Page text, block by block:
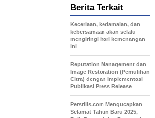
Berita Terkait
Keceriaan, kedamaian, dan
kebersamaan akan selalu
mengiringi hari kemenangan
ini
Reputation Management dan
Image Restoration (Pemulihan
Citra) dengan Implementasi
Publikasi Press Release
Persrilis.com Mengucapkan
Selamat Tahun Baru 2025,